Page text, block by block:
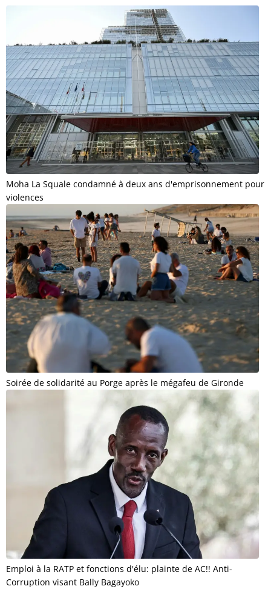
Moha La Squale condamné à deux ans d'emprisonnement pour
violences
Soirée de solidarité au Porge après le mégafeu de Gironde
Emploi à la RATP et fonctions d'élu: plainte de AC!! Anti-
Corruption visant Bally Bagayoko